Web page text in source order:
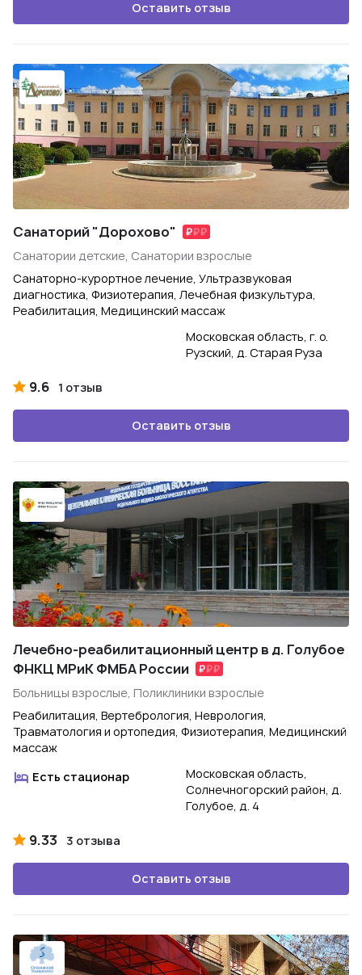
Оставить отзыв
Санаторий "Дорохово"
Санатории детские, Санатории взрослые
Санаторно-курортное лечение, Ультразвуковая
диагностика, Физиотерапия, Лечебная физкультура,
Реабилитация, Медицинский массаж
Московская область, г. о.
Рузский, д. Старая Руза
9.6 1 отзыв
Оставить отзыв
Лечебно-реабилитационный центр в д. Голубое
ФНКЦ МРиК ФМБА России
Больницы взрослые, Поликлиники взрослые
Реабилитация, Вертебрология, Неврология,
Травматология и ортопедия, Физиотерапия, Медицинский
массаж
Есть стационар
Московская область,
Солнечногорский район, д.
Голубое, д. 4
9.33 3 отзыва
Оставить отзыв